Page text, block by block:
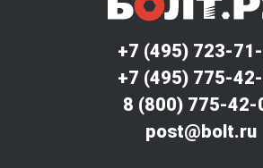
+7 (495) 723-
+7 (495) 775-
8 (800) 775-42-
post@bolt.ru